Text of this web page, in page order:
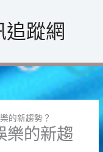
蹤網
的新趨勢？
樂的新趨